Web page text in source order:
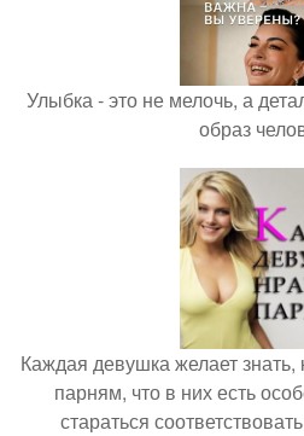
Улыбка - это не мелочь, а
образ
Каждая девушка желает знать,
парням, что в них есть
стараться